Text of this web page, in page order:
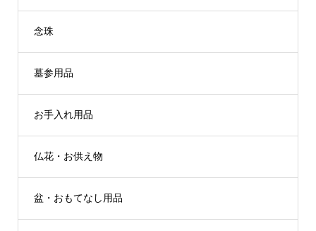
念珠
墓参用品
お手入れ用品
仏花・お供え物
盆・おもてなし用品